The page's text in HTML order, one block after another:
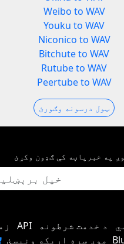
Weibo to WAV
Youku to WAV
Niconico to WAV
Bitchute to WAV
Rutube to WAV
Peertube to WAV
ټول درسونه وګورئ
په خبرپاڼه کې ګډون وکړئ
API
د خدمت شرطونه
موږ سره اړیکه ونیسئ